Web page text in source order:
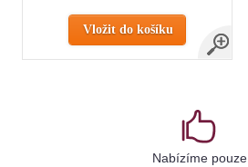
Vložit do košíku
Nabízíme pouze